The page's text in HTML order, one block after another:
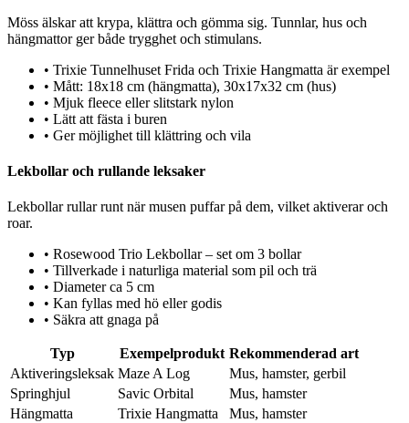
Möss älskar att krypa, klättra och gömma sig. Tunnlar, hus och
hängmattor ger både trygghet och stimulans.
• Trixie Tunnelhuset Frida och Trixie Hangmatta är exempel
• Mått: 18x18 cm (hängmatta), 30x17x32 cm (hus)
• Mjuk fleece eller slitstark nylon
• Lätt att fästa i buren
• Ger möjlighet till klättring och vila
Lekbollar och rullande leksaker
Lekbollar rullar runt när musen puffar på dem, vilket aktiverar och
roar.
• Rosewood Trio Lekbollar – set om 3 bollar
• Tillverkade i naturliga material som pil och trä
• Diameter ca 5 cm
• Kan fyllas med hö eller godis
• Säkra att gnaga på
Typ Exempelprodukt Rekommenderad art
Aktiveringsleksak Maze A Log
Mus, hamster, gerbil
Springhjul
Savic Orbital
Mus, hamster
Hängmatta
Trixie Hangmatta
Mus, hamster